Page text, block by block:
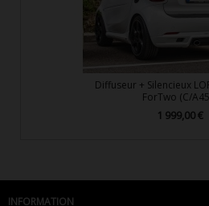
Diffuseur + Silencieux
ForTwo (C/
Prix
1 999,00 €
INFORMATION